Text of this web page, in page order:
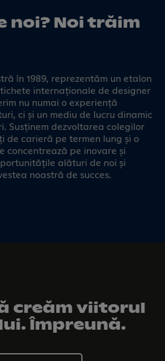
noi? Noi trăim
în 1989, reprezentăm un etalon
internaționale de designer
nu numai o experiență
ci și un mediu de lucru dinamic
Susținem dezvoltarea colegilor
de carieră pe termen lung și o
concentrează pe inovare și
alături de noi și
noastră de succes.
creăm viitorul
Împreună.